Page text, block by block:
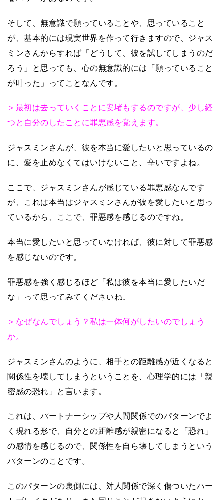
そして、無意識で願っていることや、思っていること
が、基本的には現実世界を作って行きますので、ジャス
ミンさんからすれば「どうして、彼を試してしまうのだ
ろう」と思っても、心の無意識的には「願っていること
が叶った」ってことなんです。
＞最初は去っていくことに安堵もするのですが、少し経
つと自分のしたことに罪悪感を覚えます。
ジャスミンさんが、彼を本当に愛したいと思っているの
に、愛を止めなくてはいけないこと、辛いですよね。
ここで、ジャスミンさんが感じている罪悪感なんです
が、これは本当はジャスミンさんが彼を愛したいと思っ
ているから、ここで、罪悪感を感じるのですね。
本当に愛したいと思っていなければ、彼に対して罪悪感
を感じないのです。
罪悪感を強く感じるほど「私は彼を本当に愛したいだ
な」って思ってみてくださいね。
＞なぜなんでしょう？私は一体何がしたいのでしょう
か。
ジャスミンさんのように、相手との距離感が近くなると
関係性を壊してしまうということを、心理学的には「親
密感の恐れ」と言います。
これは、パートナーシップや人間関係でのパターンでよ
く現れる形で、自分との距離感が親密になると「恐れ」
の感情を感じるので、関係性を自ら壊してしまうという
パターンのことです。
このパターンの裏側には、対人関係で深く傷ついたハー